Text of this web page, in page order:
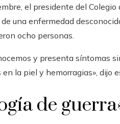
el presidente del
una enfermedad
ocho personas.
y presenta síntomas
la piel y hemorragias», dijo
de